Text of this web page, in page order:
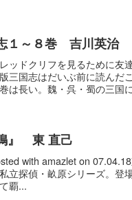
１～８巻 吉川英治
ッドクリフを見るために友
三国志はだいぶ前に読ん
は長い。魏・呉・蜀の三国
』 東 直己
with amazlet on
立探偵・畝原シリーズ。登
覇...